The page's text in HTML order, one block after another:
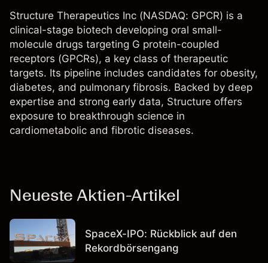
Structure Therapeutics Inc (NASDAQ: GPCR) is a
clinical-stage biotech developing oral small-
molecule drugs targeting G protein-coupled
receptors (GPCRs), a key class of therapeutic
targets. Its pipeline includes candidates for obesity,
diabetes, and pulmonary fibrosis. Backed by deep
expertise and strong early data, Structure offers
exposure to breakthrough science in
cardiometabolic and fibrotic diseases.
Neueste Aktien-Artikel
SpaceX-IPO: Rückblick auf den
Rekordbörsengang